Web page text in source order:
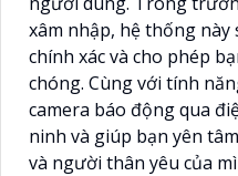
xâm nhập, hệ thống
chính xác và cho phép
chóng. Cùng với tính
camera báo động qua
ninh và giúp bạn yên
và người thân yêu của